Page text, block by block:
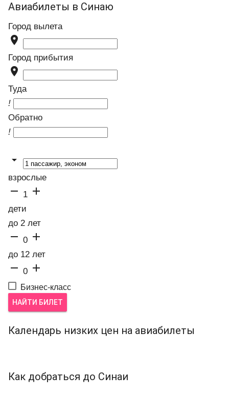
Авиабилеты в Синаю
Город вылета

Город прибытия

Туда
!
Обратно
!

взрослые
 1 
дети
до 2 лет
 0 
до 12 лет
 0 
Бизнес-класс
НАЙТИ БИЛЕТ
Календарь низких цен на авиабилеты
Как добраться до Синаи